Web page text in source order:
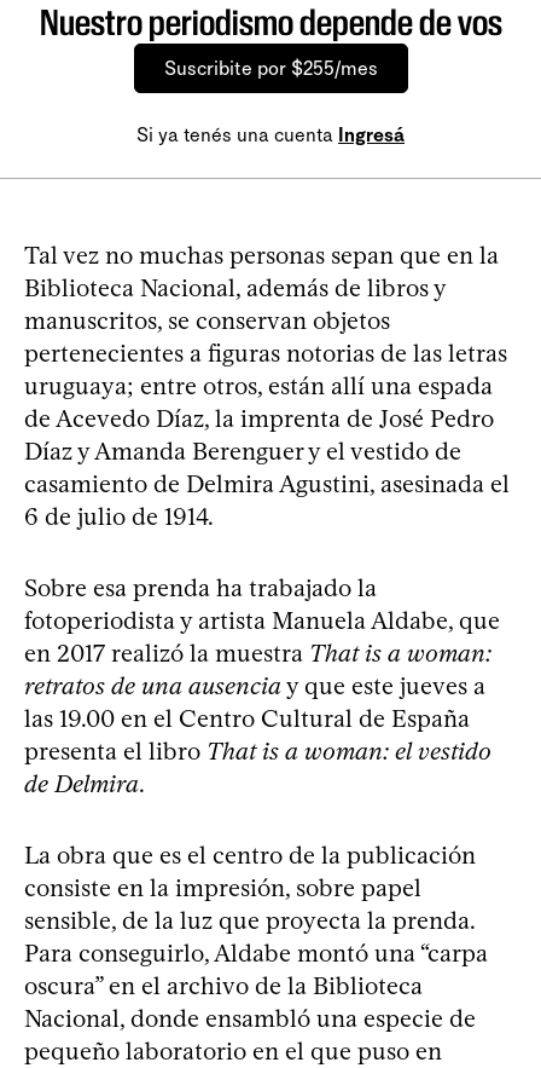
Nuestro periodismo depende de vos
Suscribite por $255/mes
Si ya tenés una cuenta Ingresá
Tal vez no muchas personas sepan que en la
Biblioteca Nacional, además de libros y
manuscritos, se conservan objetos
pertenecientes a figuras notorias de las letras
uruguaya; entre otros, están allí una espada
de Acevedo Díaz, la imprenta de José Pedro
Díaz y Amanda Berenguer y el vestido de
casamiento de Delmira Agustini, asesinada el
6 de julio de 1914.
Sobre esa prenda ha trabajado la
fotoperiodista y artista Manuela Aldabe, que
en 2017 realizó la muestra That is a woman:
retratos de una ausenciay que este jueves a
las 19.00 en el Centro Cultural de España
presenta el libro That is a woman: el vestido
de Delmira.
La obra que es el centro de la publicación
consiste en la impresión, sobre papel
sensible, de la luz que proyecta la prenda.
Para conseguirlo, Aldabe montó una “carpa
oscura” en el archivo de la Biblioteca
Nacional, donde ensambló una especie de
pequeño laboratorio en el que puso en